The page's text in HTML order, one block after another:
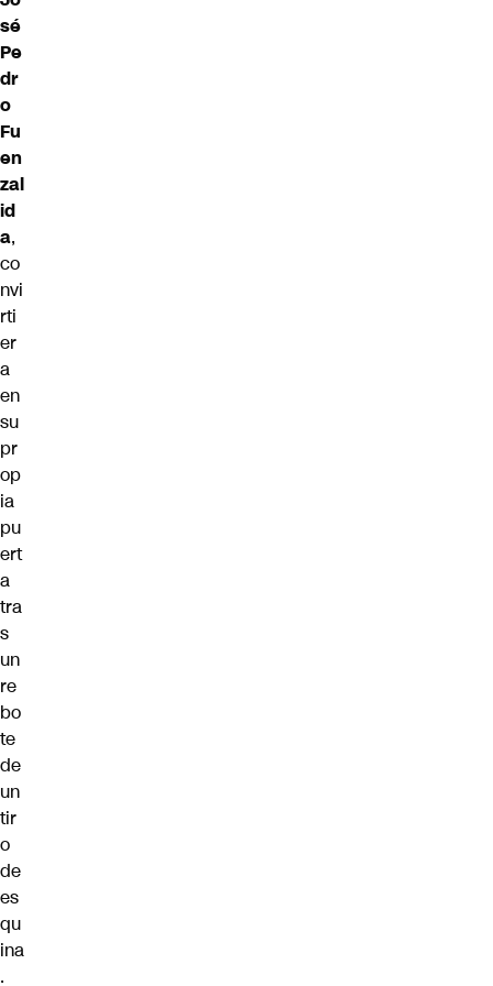
sé
Pe
dr
o
Fu
en
zal
id
a,
co
nvi
rti
er
a
en
su
pr
op
ia
pu
ert
a
tra
s
un
re
bo
te
de
un
tir
o
de
es
qu
ina
.